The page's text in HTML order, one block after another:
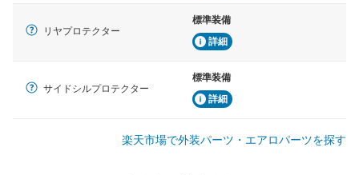
リヤプロテクター
標準装備
詳細
サイドシルプロテクター
標準装備
詳細
楽天市場で外装パーツ・エアロパーツを探す